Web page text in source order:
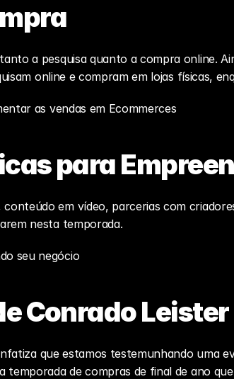
a pesquisa quanto a compra online.
online e compram em lojas físicas,
as vendas em Ecommerces
para
em vídeo, parcerias com
nesta temporada.
seu negócio
Conrado Leister
que estamos testemunhando uma
temporada de compras de final de ano